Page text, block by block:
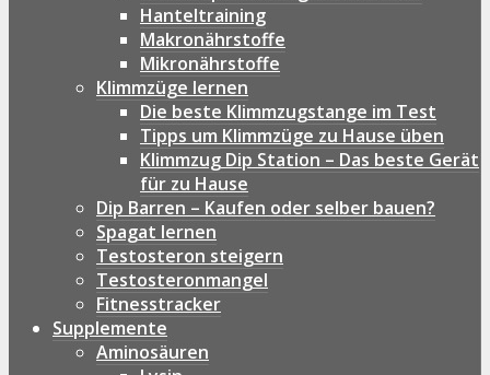
Hanteltraining
Makronährstoffe
Mikronährstoffe
Klimmzüge lernen
Die beste Klimmzugstange im Test
Tipps um Klimmzüge zu Hause üben
Klimmzug Dip Station – Das beste Gerät
für zu Hause
Dip Barren – Kaufen oder selber bauen?
Spagat lernen
Testosteron steigern
Testosteronmangel
Fitnesstracker
Supplemente
Aminosäuren